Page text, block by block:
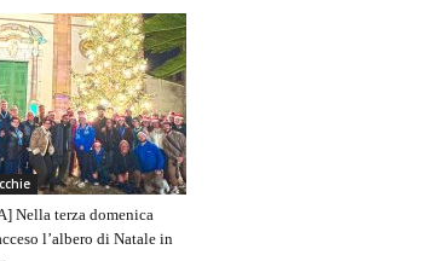
Nella terza domenica
l’albero di Natale in